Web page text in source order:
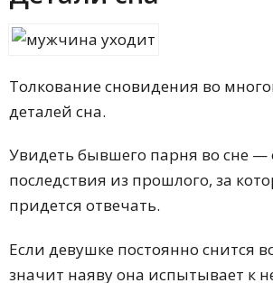
Толкование сновидения во
деталей сна.
Увидеть бывшего парня во сне
последствия из прошлого, за
придется отвечать.
Если девушке постоянно снится
значит наяву она испытывает к